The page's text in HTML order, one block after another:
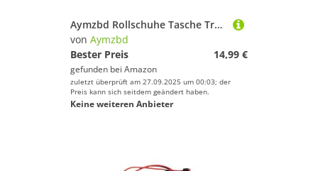
Aymzbd Rollschuhe Tasche Tragbare Rollschuh Träger für Jungen Inline Skates Kind
von Aymzbd
Bester Preis
14,99 €
gefunden bei Amazon
zuletzt überprüft am 27.09.2025 um 00:03; der
Preis kann sich seitdem geändert haben.
Keine weiteren Anbieter